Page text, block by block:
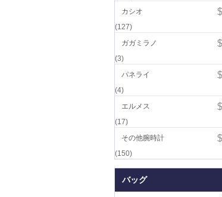
カシオ
(127)
ガガミラノ
(3)
パネライ
(4)
エルメス
(17)
その他腕時計
(150)
バッグ